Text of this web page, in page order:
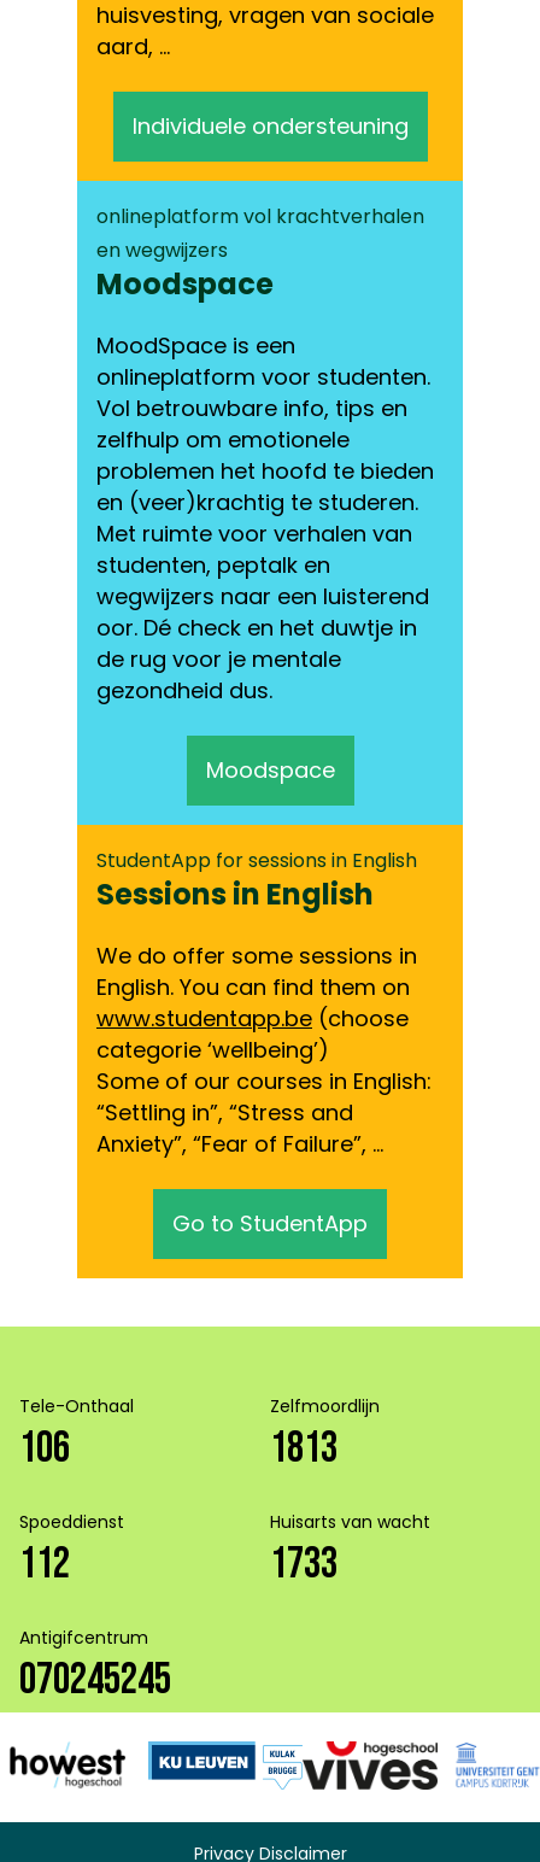
huisvesting, vragen van sociale
aard, …
Individuele ondersteuning
onlineplatform vol krachtverhalen
en wegwijzers
Moodspace
MoodSpace is een
onlineplatform voor studenten.
Vol betrouwbare info, tips en
zelfhulp om emotionele
problemen het hoofd te bieden
en (veer)krachtig te studeren.
Met ruimte voor verhalen van
studenten, peptalk en
wegwijzers naar een luisterend
oor. Dé check en het duwtje in
de rug voor je mentale
gezondheid dus.
Moodspace
StudentApp for sessions in English
Sessions in English
We do offer some sessions in
English. You can find them on
www.studentapp.be (choose
categorie ‘wellbeing’)
Some of our courses in English:
“Settling in”, “Stress and
Anxiety”, “Fear of Failure”, …
Go to StudentApp
Tele-Onthaal
106
Zelfmoordlijn
1813
Spoeddienst
112
Huisarts van wacht
1733
Antigifcentrum
070245245
Privacy Disclaimer